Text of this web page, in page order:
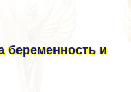
беременность и